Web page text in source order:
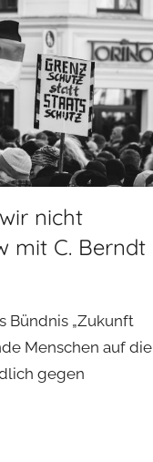
nicht
mit C. Berndt
Bündnis „Zukunft
Menschen auf die
gegen